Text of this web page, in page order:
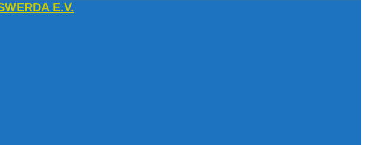
E.V.